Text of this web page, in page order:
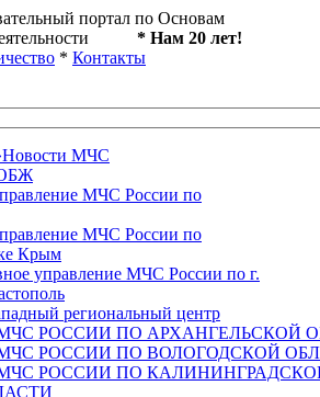
портал по Основам
* Нам 20 лет!
* Контакты
Новости МЧС
МЧС России по
МЧС России по
Крым
управление МЧС России по г.
региональный центр
РОССИИ ПО АРХАНГЕЛЬСКОЙ
РОССИИ ПО ВОЛОГОДСКОЙ
РОССИИ ПО